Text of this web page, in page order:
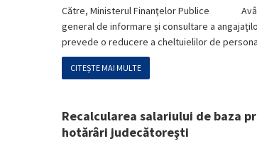
Către, Ministerul Finanţelor Publice Având
general de informare şi consultare a
prevede o reducere a cheltuielilor de
CITEȘTE MAI MULTE
Recalcularea salariului de baza
hotărâri judecătoreşti